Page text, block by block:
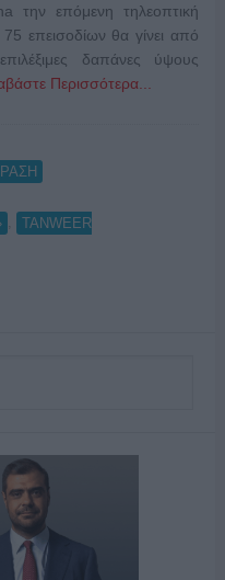
την επόμενη τηλεοπτική
επεισοδίων θα γίνει από
δαπάνες ύψους
Περισσότερα...
TANWEER